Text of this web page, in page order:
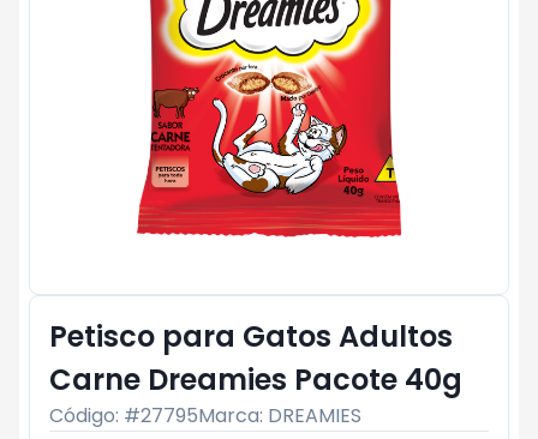
Petisco para Gatos Adultos
Carne Dreamies Pacote 40g
Código: #27795Marca: DREAMIES